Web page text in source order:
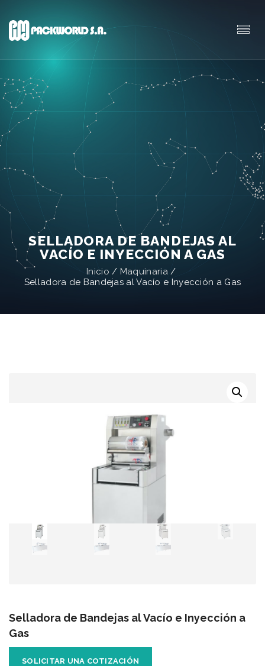
SELLADORA DE BANDEJAS AL
VACÍO E INYECCIÓN A GAS
Inicio / Maquinaria/
Selladora de Bandejas al Vacío e Inyección a Gas
Selladora de Bandejas al Vacío e Inyección a
Gas
SOLICITAR UNA COTIZACIÓN